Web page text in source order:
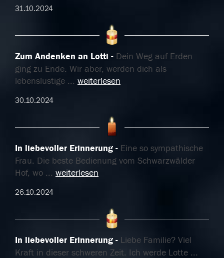
31.10.2024
Zum Andenken an Lotti
Dein Weg auf Erden
ging zu Ende. Wir aber, werden dich als
lebenslustige ... weiterlesen
30.10.2024
In liebevoller Erinnerung
Eine so sympathische
Frau. Die beste Bedienung vom Schwarzwälder
Hof, wo ... weiterlesen
26.10.2024
In liebevoller Erinnerung
Liebe Familie? Viel
Kraft in dieser schweren Zeit. Ich werde Lotte ...